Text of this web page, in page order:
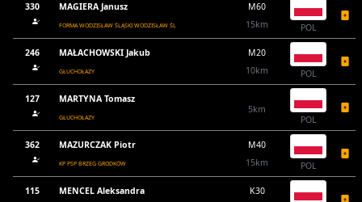
330 MAGIERA Janusz
FORMA WODZISŁAW ŚLĄSKI WODZISŁAW ŚL
M60
15km
POL
246 MAŁACHOWSKI Jakub
GŁUCHOŁAZY
M20
10km
POL
127 MARTYNA Tomasz
GŁUCHOŁAZY
5km
POL
362 MAZURCZAK Piotr
KP PSP BRZEG GRODKÓW
M40
15km
POL
115 MENCEL Aleksandra
K30